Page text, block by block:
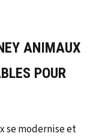
ANIMAUX
POUR
se modernise et